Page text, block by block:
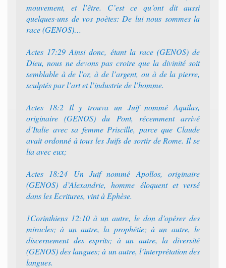
mouvement, et l’être. C’est ce qu’ont dit aussi
quelques-uns de vos poètes: De lui nous sommes la
race (GENOS)…
Actes 17:29 Ainsi donc, étant la race (GENOS) de
Dieu, nous ne devons pas croire que la divinité soit
semblable à de l’or, à de l’argent, ou à de la pierre,
sculptés par l’art et l’industrie de l’homme.
Actes 18:2 Il y trouva un Juif nommé Aquilas,
originaire (GENOS) du Pont, récemment arrivé
d’Italie avec sa femme Priscille, parce que Claude
avait ordonné à tous les Juifs de sortir de Rome. Il se
lia avec eux;
Actes 18:24 Un Juif nommé Apollos, originaire
(GENOS) d’Alexandrie, homme éloquent et versé
dans les Ecritures, vint à Ephèse.
1Corinthiens 12:10 à un autre, le don d’opérer des
miracles; à un autre, la prophétie; à un autre, le
discernement des esprits; à un autre, la diversité
(GENOS) des langues; à un autre, l’interprétation des
langues.